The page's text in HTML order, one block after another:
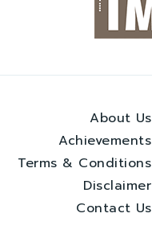
About Us
Achievements
Terms & Conditions
Disclaimer
Contact Us